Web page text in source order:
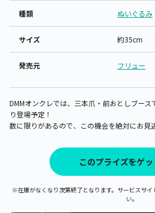
種類 ぬいぐるみ
サイズ 約35cm
発売元 フリュー
DMMオンクレでは、三本爪・前おとしブー
り登場予定！
数に限りがあるので、この機会を絶対にお見
このプライズをゲ
※在庫がなくなり次第終了となります。サービスサ
い。